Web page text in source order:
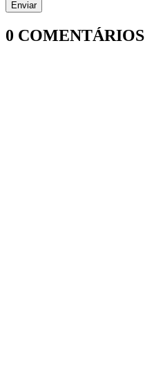
0 COMENTÁRIOS